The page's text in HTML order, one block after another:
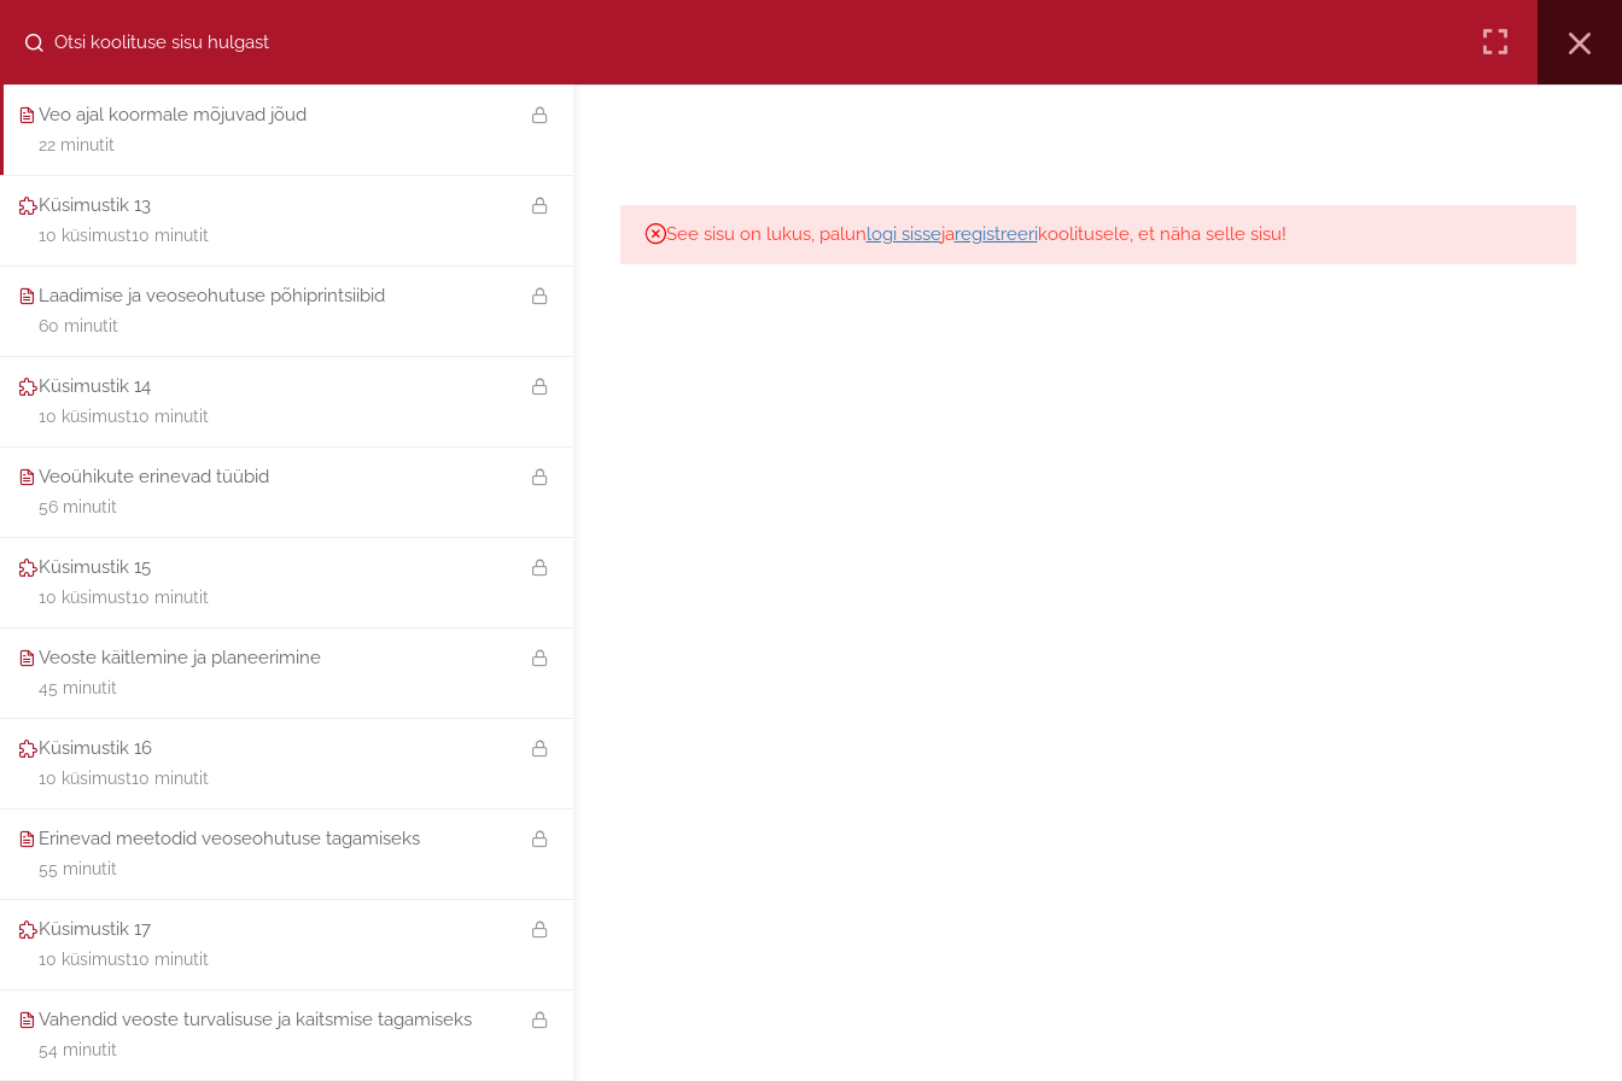
15 minutit
10 küsimust
Veo ajal koormale mõjuvad jõud
22 minutit
Küsimustik 13
10 minutit
10 küsimust
Laadimise ja veoseohutuse põhiprintsiibid
60 minutit
Küsimustik 14
10 minutit
10 küsimust
Veoühikute erinevad tüübid
56 minutit
Küsimustik 15
10 minutit
10 küsimust
Veoste käitlemine ja planeerimine
45 minutit
Küsimustik 16
10 minutit
10 küsimust
Erinevad meetodid veoseohutuse tagamiseks
55 minutit
Küsimustik 17
10 minutit
10 küsimust
Vahendid veoste turvalisuse ja kaitsmise tagamiseks
54 minutit
See sisu on lukus, palunlogi sissejaregistreerikoolitusele, et näha selle sisu!
Ametikoolitus OÜ, reg kood 12161151, Aida 5-205 Pärnu, Eesti, tel: 372 5886 7665, E-mail: